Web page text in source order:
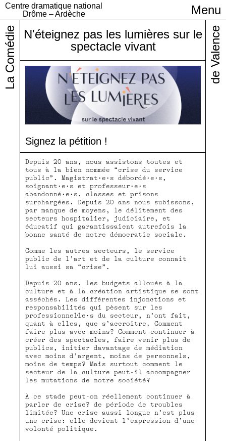
Centre dramatique national
Drôme – Ardèche
Menu
Infos pratiques
N'éteignez pas les lumières sur le
spectacle vivant
Signez la pétition !
Depuis 20 ans, nous assistons toutes et
tous à la bien nommée “crise du service
public”. Magistrat·e·s débordé·e·s,
soignant·e·s et professeur·e·s
abandonné·e·s, classes et prisons
surchargées. Depuis 20 ans nous subissons,
par manque de moyens, le délitement des
secteurs hospitalier, judiciaire, et
éducatif qui garantissaient autrefois la
bonne santé de notre démocratie sociale.
Comme les autres secteurs, le service
public de l’art et de la culture connaît
lui aussi sa “crise”.
Depuis 20 ans, les budgets alloués à la
culture et à la création artistique se sont
asséchés. Les différentes injonctions et
responsabilités qui pèsent sur les
professionnel·le·s du secteur, n’ont fait,
quant à elles, que s’accroître. Comment
faire plus avec moins? Comment continuer à
créer des spectacles, faire venir plus de
publics, initier davantage de médiation
avec moins d’argent, moins de personnels,
moins de temps? Mais surtout comment le
secteur de la culture peut-il accompagner
les mutations de notre société?
À ce stade peut-on réellement continuer à
parler de crise? de période de troubles
limitée? Une crise aussi longue n’est plus
une crise: elle devient l’expression d’une
volonté politique.
La Comédie de Valence